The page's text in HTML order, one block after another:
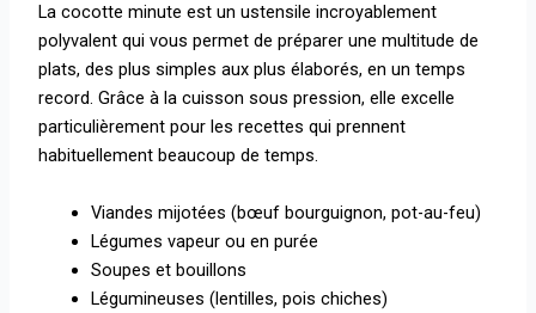
La cocotte minute est un ustensile incroyablement
polyvalent qui vous permet de préparer une multitude de
plats, des plus simples aux plus élaborés, en un temps
record. Grâce à la cuisson sous pression, elle excelle
particulièrement pour les recettes qui prennent
habituellement beaucoup de temps.
Viandes mijotées (bœuf bourguignon, pot-au-feu)
Légumes vapeur ou en purée
Soupes et bouillons
Légumineuses (lentilles, pois chiches)